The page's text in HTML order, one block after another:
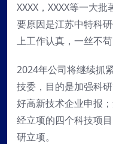
XXXX，XXXX等一大
要原因是江苏中特科
上工作认真，一丝不苟
2024年公司将继续抓
技委，目的是加强科
好高新技术企业申报
经立项的四个科技项
研立项。